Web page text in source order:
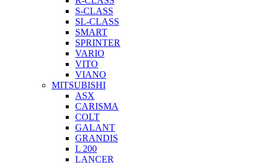
S-CLASS
SL-CLASS
SMART
SPRINTER
VARIO
VITO
VIANO
MITSUBISHI
ASX
CARISMA
COLT
GALANT
GRANDIS
L 200
LANCER